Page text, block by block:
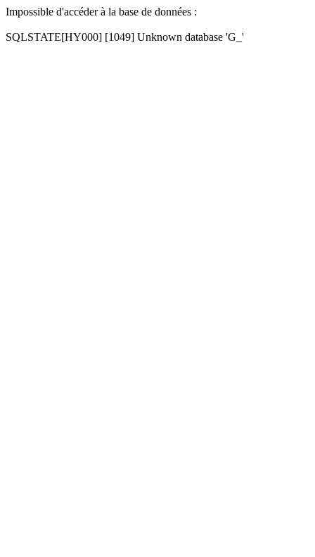
Impossible d'accéder à la base de données :
SQLSTATE[HY000] [1049] Unknown database 'G_'